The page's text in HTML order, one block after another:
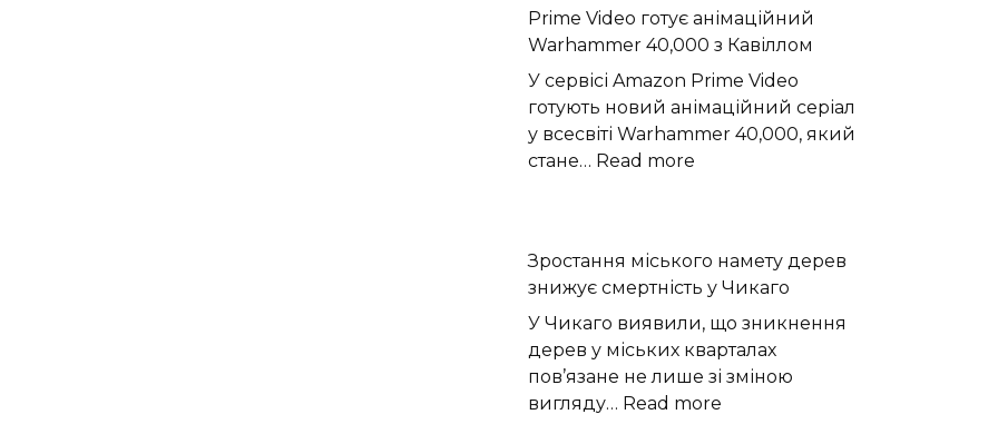
лінії
електропередачі
на
Хмельниччині
Prime Video готує анімаційний
Warhammer 40,000 з Кавіллом
У сервісі Amazon Prime Video
готують новий анімаційний серіал
у всесвіті Warhammer 40,000, який
стане… Read more
анімаційний
Warhammer
40,000
з
Кавіллом
Зростання міського намету дерев
знижує смертність у Чикаго
У Чикаго виявили, що зникнення
дерев у міських кварталах
пов’язане не лише зі зміною
вигляду… Read more